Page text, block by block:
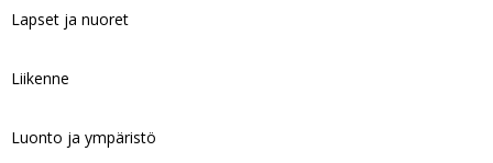
Lapset ja nuoret
Liikenne
Luonto ja ympäristö